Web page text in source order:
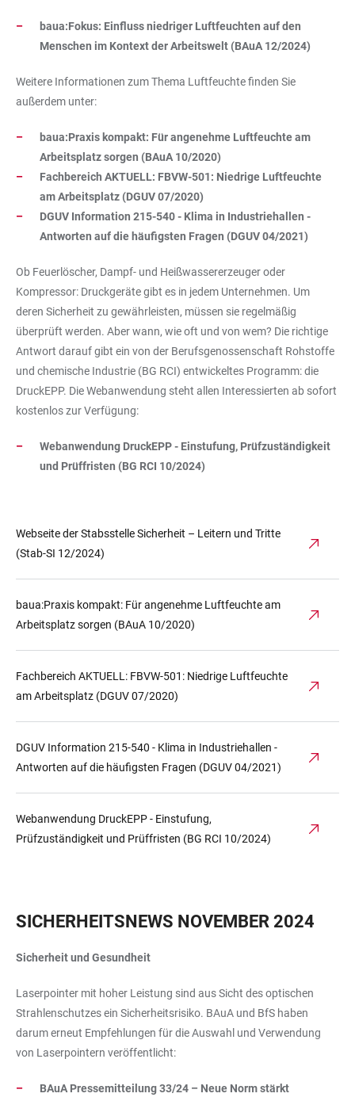
baua:Fokus: Einfluss niedriger Luftfeuchten auf den
Menschen im Kontext der Arbeitswelt (BAuA 12/2024)
Weitere Informationen zum Thema Luftfeuchte finden Sie
außerdem unter:
baua:Praxis kompakt: Für angenehme Luftfeuchte am
Arbeitsplatz sorgen (BAuA 10/2020)
Fachbereich AKTUELL: FBVW-501: Niedrige Luftfeuchte
am Arbeitsplatz (DGUV 07/2020)
DGUV Information 215-540 - Klima in Industriehallen -
Antworten auf die häufigsten Fragen (DGUV 04/2021)
Ob Feuerlöscher, Dampf- und Heißwassererzeuger oder
Kompressor: Druckgeräte gibt es in jedem Unternehmen. Um
deren Sicherheit zu gewährleisten, müssen sie regelmäßig
überprüft werden. Aber wann, wie oft und von wem? Die richtige
Antwort darauf gibt ein von der Berufsgenossenschaft Rohstoffe
und chemische Industrie (BG RCI) entwickeltes Programm: die
DruckEPP. Die Webanwendung steht allen Interessierten ab sofort
kostenlos zur Verfügung:
Webanwendung DruckEPP - Einstufung, Prüfzuständigkeit
und Prüffristen (BG RCI 10/2024)
Webseite der Stabsstelle Sicherheit – Leitern und Tritte
(Stab-SI 12/2024)
baua:Praxis kompakt: Für angenehme Luftfeuchte am
Arbeitsplatz sorgen (BAuA 10/2020)
Fachbereich AKTUELL: FBVW-501: Niedrige Luftfeuchte
am Arbeitsplatz (DGUV 07/2020)
DGUV Information 215-540 - Klima in Industriehallen -
Antworten auf die häufigsten Fragen (DGUV 04/2021)
Webanwendung DruckEPP - Einstufung,
Prüfzuständigkeit und Prüffristen (BG RCI 10/2024)
SICHERHEITSNEWS NOVEMBER 2024
Sicherheit und Gesundheit
Laserpointer mit hoher Leistung sind aus Sicht des optischen
Strahlenschutzes ein Sicherheitsrisiko. BAuA und BfS haben
darum erneut Empfehlungen für die Auswahl und Verwendung
von Laserpointern veröffentlicht:
BAuA Pressemitteilung 33/24 – Neue Norm stärkt